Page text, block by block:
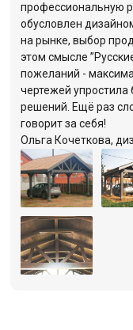
профессиональную
обусловлен
на рынке, выбор
этом смысле
пожеланий -
чертежей
решений. Ещё раз
говорит за себя!
Ольга Кочеткова,